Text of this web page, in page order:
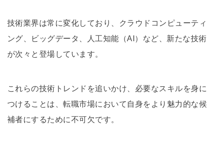
技術業界は常に変化しており、クラウドコンピューティ
ング、ビッグデータ、人工知能（AI）など、新たな技術
が次々と登場しています。
これらの技術トレンドを追いかけ、必要なスキルを身に
つけることは、転職市場において自身をより魅力的な候
補者にするために不可欠です。